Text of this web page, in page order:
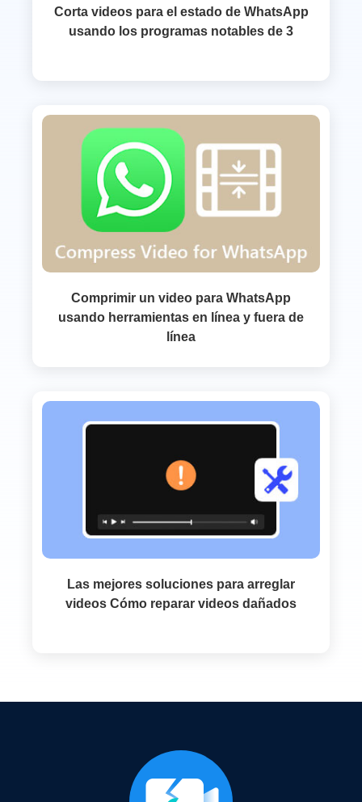
Corta videos para el estado de WhatsApp
usando los programas notables de 3
Comprimir un video para WhatsApp
usando herramientas en línea y fuera de
línea
Las mejores soluciones para arreglar
videos Cómo reparar videos dañados